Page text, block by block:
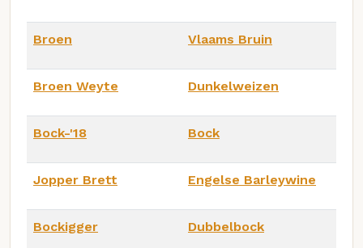
Broen Vlaams Bruin
Broen Weyte Dunkelweizen
Bock-'18 Bock
Jopper Brett Engelse Barleywine
Bockigger Dubbelbock